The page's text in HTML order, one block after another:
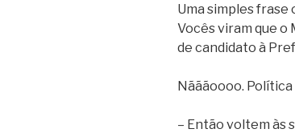
Uma simples frase
Vocês viram que
de candidato à
Nãããoooo. Política
– Então voltem às